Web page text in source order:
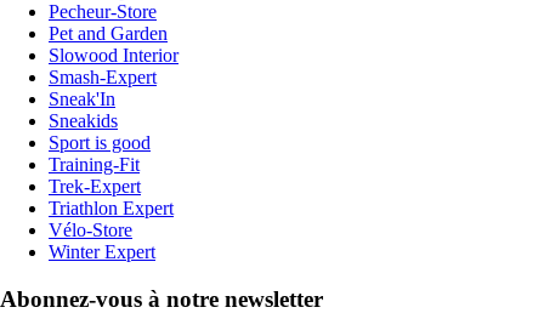
Pecheur-Store
Pet and Garden
Slowood Interior
Smash-Expert
Sneak'In
Sneakids
Sport is good
Training-Fit
Trek-Expert
Triathlon Expert
Vélo-Store
Winter Expert
Abonnez-vous à notre newsletter